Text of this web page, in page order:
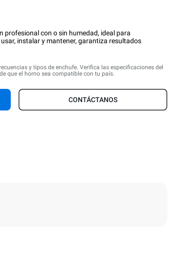
profesional con o sin humedad, ideal para
instalar y mantener, garantiza resultados
y tipos de enchufe. Verifica las especificaciones del
que el horno sea compatible con tu país.
CONTÁCTANOS